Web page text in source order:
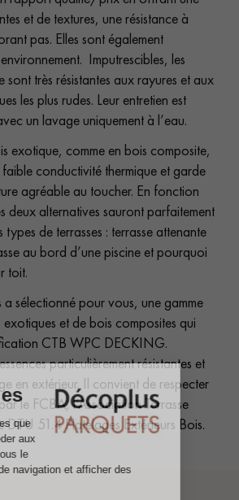
et de textures, une résistance à
pas. Elles sont également
Imputrescibles, les
sont très résistantes aux rayures et aux
les plus rudes. Leur entretien est
un lavage uniquement à l’eau.
exotique, comme en bois composite,
conductivité thermique et garde
agréable au toucher. En fonction
deux alternatives sauront parfaitement
types de terrasses : terrasse attenante
au bord d’une piscine et pourquoi
toit.
sélectionné pour vous, une gamme
exotiques et de bois composites qui
CTB WPC DECKING.
particulièrement résistantes et
en extérieur. Il convient de respecter
le FCBA, l’Association Terrasse
DTU 51.4 Platelages Extérieurs Bois.